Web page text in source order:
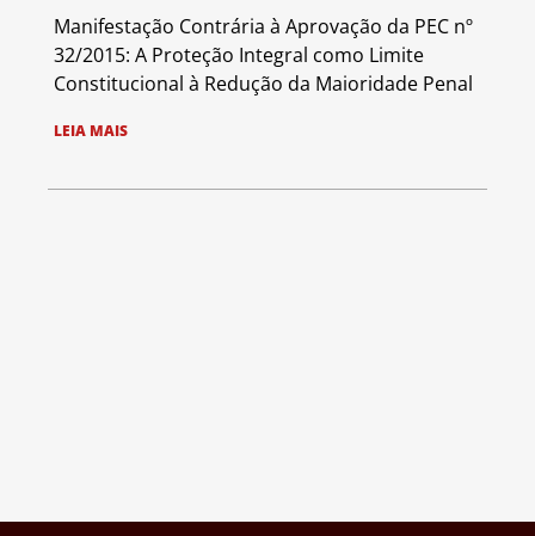
Manifestação Contrária à Aprovação da PEC nº
32/2015: A Proteção Integral como Limite
Constitucional à Redução da Maioridade Penal
LEIA MAIS